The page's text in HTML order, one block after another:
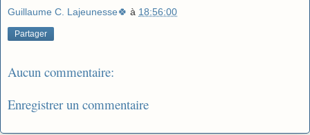
Guillaume C. Lajeunesse🍀 à 18:56:00
Partager
Aucun commentaire:
Enregistrer un commentaire